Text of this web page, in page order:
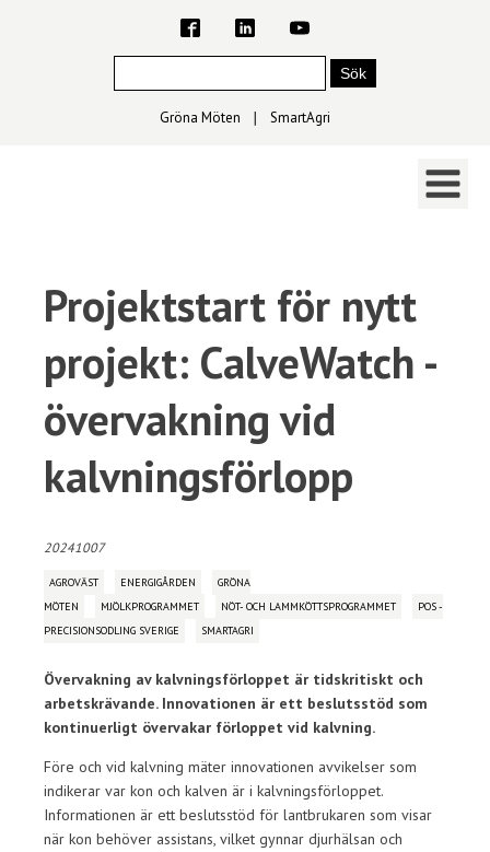
Gröna Möten ∣ SmartAgri
Projektstart för nytt
projekt: CalveWatch -
övervakning vid
kalvningsförlopp
20241007
AGROVÄST ENERGIGÅRDEN
GRÖNA
MÖTEN
MJÖLKPROGRAMMET NÖT- OCH LAMMKÖTTSPROGRAMMET
POS -
PRECISIONSODLING SVERIGE
SMARTAGRI
Övervakning av kalvningsförloppet är tidskritiskt och
arbetskrävande. Innovationen är ett beslutsstöd som
kontinuerligt övervakar förloppet vid kalvning.
Före och vid kalvning mäter innovationen avvikelser som
indikerar var kon och kalven är i kalvningsförloppet.
Informationen är ett beslutsstöd för lantbrukaren som visar
när kon behöver assistans, vilket gynnar djurhälsan och